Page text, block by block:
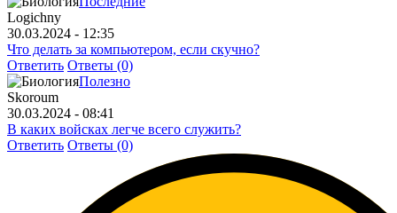
Logichny
30.03.2024 - 12:35
Что делать за компьютером, если скучно?
Ответить Ответы (0)
Полезно
Skoroum
30.03.2024 - 08:41
В каких войсках легче всего служить?
Ответить Ответы (0)